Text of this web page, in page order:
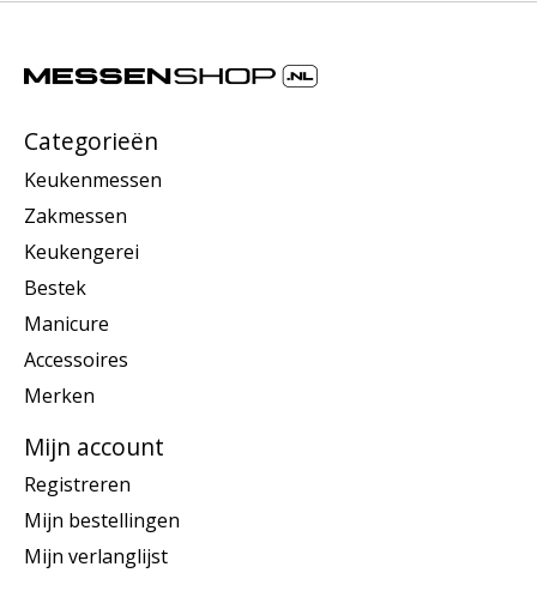
Categorieën
Keukenmessen
Zakmessen
Keukengerei
Bestek
Manicure
Accessoires
Merken
Mijn account
Registreren
Mijn bestellingen
Mijn verlanglijst